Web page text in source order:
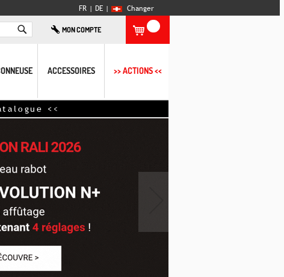
FR | DE | Changer
Rechercher
MON COMPTE
ACCESSOIRES >> ACTIONS <<